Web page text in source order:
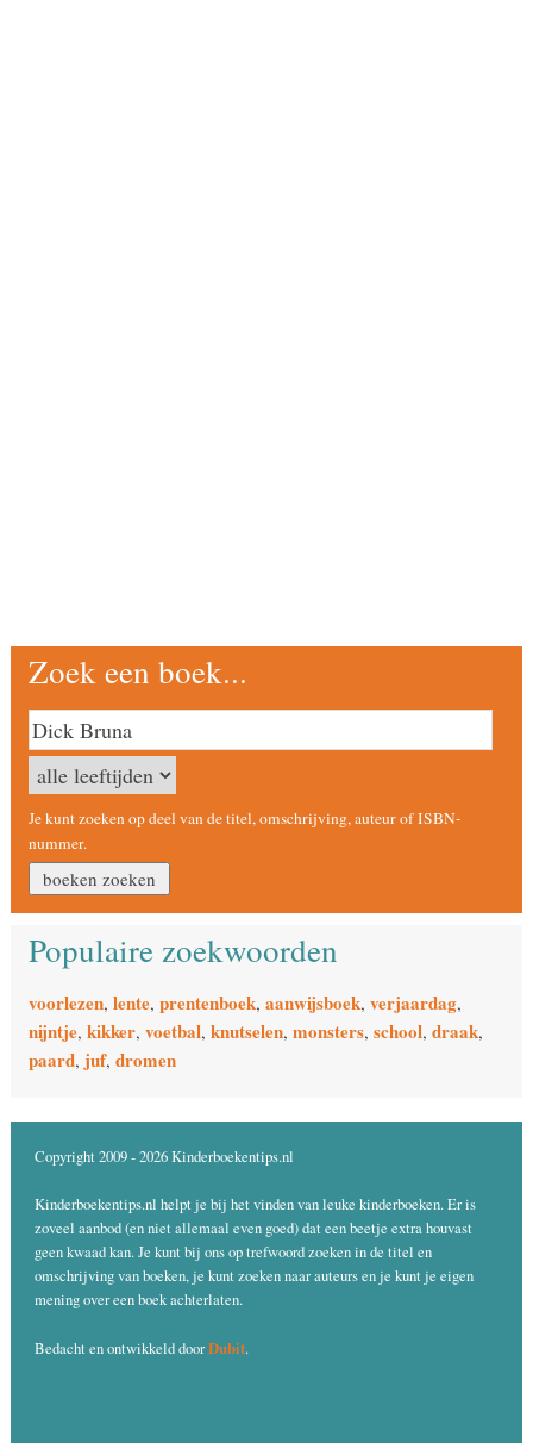
Zoek een boek...
Je kunt zoeken op deel van de titel, omschrijving, auteur of ISBN-
nummer.
Populaire zoekwoorden
voorlezen, lente, prentenboek, aanwijsboek, verjaardag,
nijntje, kikker, voetbal, knutselen, monsters, school, draak,
paard, juf, dromen
Copyright 2009 - 2026 Kinderboekentips.nl
Kinderboekentips.nl helpt je bij het vinden van leuke kinderboeken. Er is
zoveel aanbod (en niet allemaal even goed) dat een beetje extra houvast
geen kwaad kan. Je kunt bij ons op trefwoord zoeken in de titel en
omschrijving van boeken, je kunt zoeken naar auteurs en je kunt je eigen
mening over een boek achterlaten.
Bedacht en ontwikkeld doorDubit.